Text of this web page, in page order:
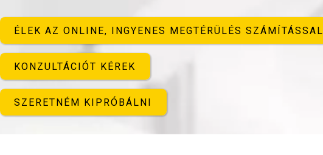
ÉLEK AZ ONLINE, INGYENES MEGTÉRÜLÉS SZÁMÍTÁSSAL
KONZULTÁCIÓT KÉREK
SZERETNÉM KIPRÓBÁLNI